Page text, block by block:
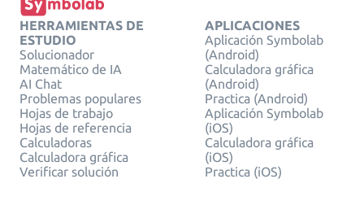
HERRAMIENTAS DE
ESTUDIO
Solucionador
Matemático de IA
AI Chat
Problemas populares
Hojas de trabajo
Hojas de referencia
Calculadoras
Calculadora gráfica
Verificar solución
APLICACIONES
Aplicación Symbolab
(Android)
Calculadora gráfica
(Android)
Practica (Android)
Aplicación Symbolab
(iOS)
Calculadora gráfica
(iOS)
Practica (iOS)